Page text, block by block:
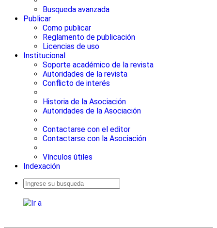
Busqueda avanzada
Publicar
Como publicar
Reglamento de publicación
Licencias de uso
Institucional
Soporte académico de la revista
Autoridades de la revista
Conflicto de interés
Historia de la Asociación
Autoridades de la Asociación
Contactarse con el editor
Contactarse con la Asociación
Vínculos útiles
Indexación